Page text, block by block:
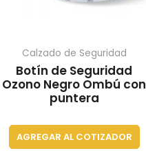
Calzado de Seguridad
Botín de Seguridad
Ozono Negro Ombú con
puntera
AGREGAR AL COTIZADOR